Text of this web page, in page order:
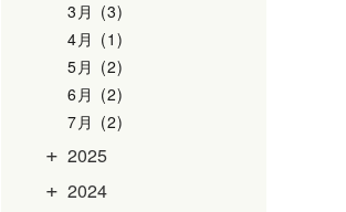
3月 (3)
4月 (1)
5月 (2)
6月 (2)
7月 (2)
2025
2024